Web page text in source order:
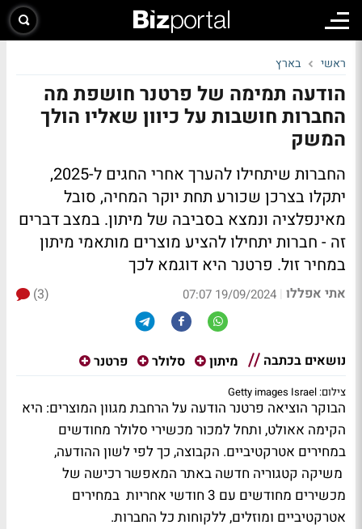
ראשי בארץ
הודעה תמימה של פרטנר חושפת מה
החברות חושבות על כיוון שאליו הולך
המשק
החברות שיתחילו להערך אחרי החגים ל-2025,
יתקלו בצרכן שכורע תחת יוקר המחיה, סובל
מאינפלציה ונמצא בסביבה של מיתון. במצב דברים
זה - חברות יתחילו להציע מוצרים מותאמי מיתון
במחיר זול. פרטנר היא דוגמא לכך
אתי אפללו |
19/09/2024 07:07
(3)
נושאים בכתבה מיתון סלולר פרטנר
צילום: Getty images Israel
הבוקר הוציאה פרטנר הודעה על הרחבת מגוון המוצרים: היא
הקימה אאולט, ותחל למכור מכשירי סלולר מחודשים
במחירים אטרקטיביים. הקבוצה, כך לפי לשון ההודעה,
משיקה קטגוריה חדשה באתר המאפשר רכישה של
מכשירים מחודשים עם 3 חודשי אחריות במחירים
אטרקטיביים ומוזלים, ללקוחות כל החברות.